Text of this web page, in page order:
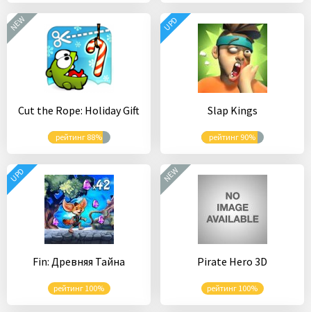
Cut the Rope: Holiday Gift
рейтинг 88%
NEW
Slap Kings
рейтинг 90%
UPD
Fin: Древняя Тайна
рейтинг 100%
UPD
Pirate Hero 3D
рейтинг 100%
NEW